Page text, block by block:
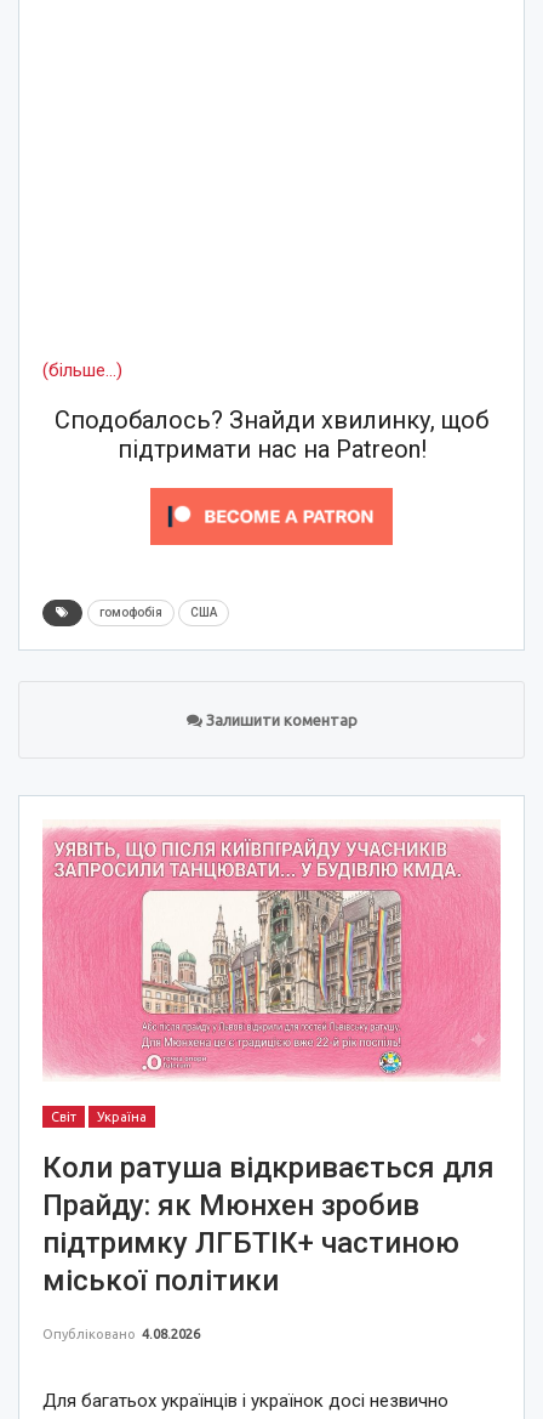
(більше…)
Сподобалось? Знайди хвилинку, щоб
підтримати нас на Patreon!
гомофобія США
Залишити коментар
Світ Україна
Коли ратуша відкривається для
Прайду: як Мюнхен зробив
підтримку ЛГБТІК+ частиною
міської політики
Опубліковано 4.08.2026
Для багатьох українців і українок досі незвично